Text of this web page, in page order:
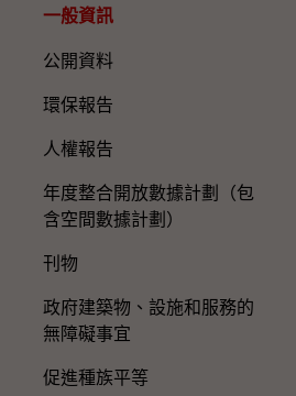
一般資訊​
公開資料
環保報告
人權報告
年度整合開放數據計劃（包
含空間數據計劃）
刊物
政府建築物、設施和服務的
無障礙事宜
促進種族平等